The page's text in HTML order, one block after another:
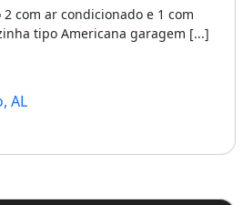
com ar condicionado e 1 com
tipo Americana garagem [...]
AL